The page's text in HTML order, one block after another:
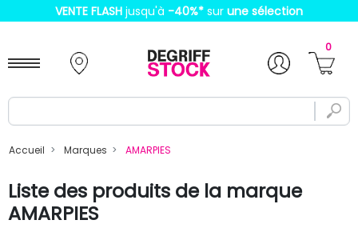
VENTE FLASH jusqu'à -40%* sur une sélection
0
Accueil Marques AMARPIES
Liste des produits de la marque
AMARPIES